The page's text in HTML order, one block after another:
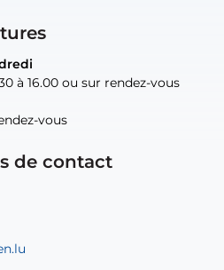
à 16.00 ou sur rendez-vous
vous
de contact
à 16.00 ou sur rendez-vous
vous
vous
vous
vous
: 83 48 21 61